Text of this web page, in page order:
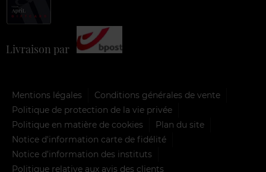
Livraison par
Mentions légales
Conditions générales de vente
Politique de protection de la vie privée
Politique en matière de cookies
Plan du site
Notice d'information carte de fidélité
Notice d’information des instituts
Politique relative aux avis des clients